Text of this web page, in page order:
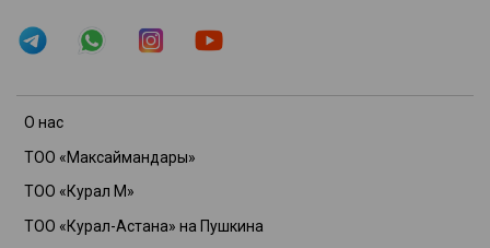
О нас
ТОО «Максаймандары»
ТОО «Курал М»
ТОО «Курал-Астана» на Пушкина